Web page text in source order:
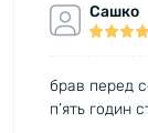
Сашко
брав перед
п’ять годин